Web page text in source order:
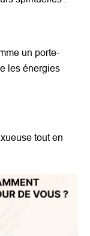
un porte-
les énergies
tout en